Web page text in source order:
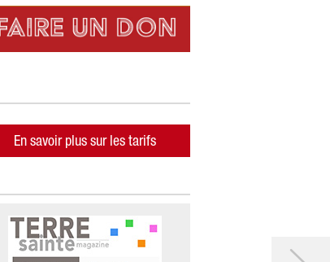
En savoir plus sur les tarifs